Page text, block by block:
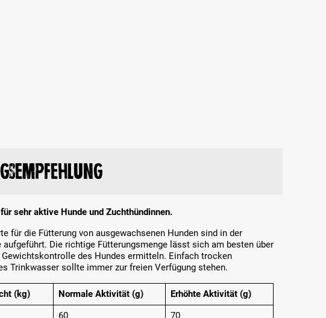
sehr aktive Hunde und Zuchthündinnen.
für die Fütterung von ausgewachsenen Hunden sind in der
aufgeführt. Die richtige Fütterungsmenge lässt sich am besten über
des Hundes ermitteln. Einfach trocken
Trinkwasser sollte immer zur freien Verfügung stehen.
(kg) Normale Aktivität (g)
Erhöhte Aktivität (g)
60
70